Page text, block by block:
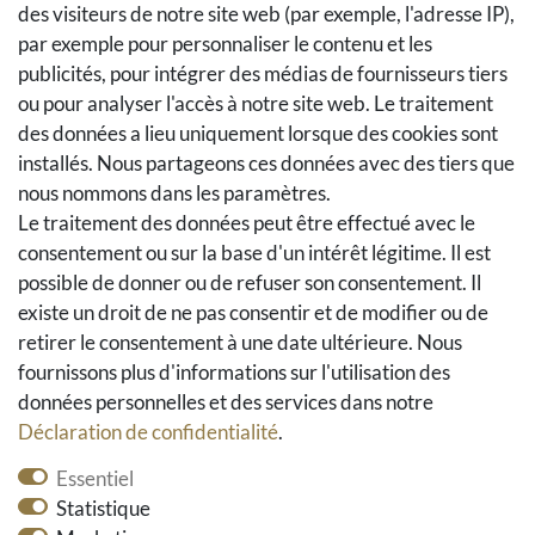
Droit de rétractation
Retours
Se rétracter du contrat
Panier d'achat
A la caisse
Aide
Social Media
Facebook
Instagram
Pinterest
Youtube
Houzz
des visiteurs de notre site web (par exemple, l'adresse IP),
par exemple pour personnaliser le contenu et les
publicités, pour intégrer des médias de fournisseurs tiers
ou pour analyser l'accès à notre site web. Le traitement
des données a lieu uniquement lorsque des cookies sont
installés. Nous partageons ces données avec des tiers que
nous nommons dans les paramètres.
Le traitement des données peut être effectué avec le
consentement ou sur la base d'un intérêt légitime. Il est
possible de donner ou de refuser son consentement. Il
existe un droit de ne pas consentir et de modifier ou de
retirer le consentement à une date ultérieure. Nous
fournissons plus d'informations sur l'utilisation des
données personnelles et des services dans notre
Déclaration de confidentialité.
Essentiel
Statistique